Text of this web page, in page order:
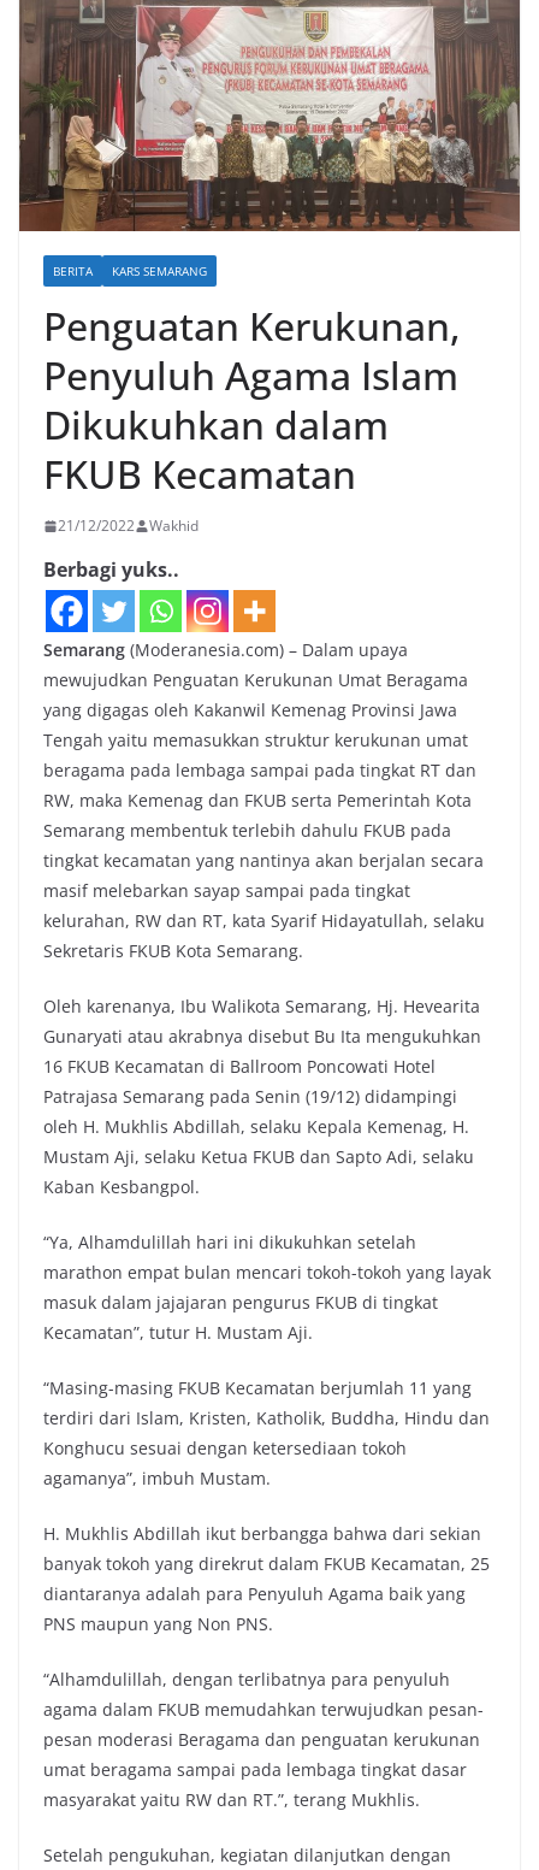
BERITA KARS SEMARANG
Penguatan Kerukunan,
Penyuluh Agama Islam
Dikukuhkan dalam
FKUB Kecamatan
21/12/2022 Wakhid
Berbagi yuks..
Semarang (Moderanesia.com) – Dalam upaya
mewujudkan Penguatan Kerukunan Umat Beragama
yang digagas oleh Kakanwil Kemenag Provinsi Jawa
Tengah yaitu memasukkan struktur kerukunan umat
beragama pada lembaga sampai pada tingkat RT dan
RW, maka Kemenag dan FKUB serta Pemerintah Kota
Semarang membentuk terlebih dahulu FKUB pada
tingkat kecamatan yang nantinya akan berjalan secara
masif melebarkan sayap sampai pada tingkat
kelurahan, RW dan RT, kata Syarif Hidayatullah, selaku
Sekretaris FKUB Kota Semarang.
Oleh karenanya, Ibu Walikota Semarang, Hj. Hevearita
Gunaryati atau akrabnya disebut Bu Ita mengukuhkan
16 FKUB Kecamatan di Ballroom Poncowati Hotel
Patrajasa Semarang pada Senin (19/12) didampingi
oleh H. Mukhlis Abdillah, selaku Kepala Kemenag, H.
Mustam Aji, selaku Ketua FKUB dan Sapto Adi, selaku
Kaban Kesbangpol.
“Ya, Alhamdulillah hari ini dikukuhkan setelah
marathon empat bulan mencari tokoh-tokoh yang layak
masuk dalam jajajaran pengurus FKUB di tingkat
Kecamatan”, tutur H. Mustam Aji.
“Masing-masing FKUB Kecamatan berjumlah 11 yang
terdiri dari Islam, Kristen, Katholik, Buddha, Hindu dan
Konghucu sesuai dengan ketersediaan tokoh
agamanya”, imbuh Mustam.
H. Mukhlis Abdillah ikut berbangga bahwa dari sekian
banyak tokoh yang direkrut dalam FKUB Kecamatan, 25
diantaranya adalah para Penyuluh Agama baik yang
PNS maupun yang Non PNS.
“Alhamdulillah, dengan terlibatnya para penyuluh
agama dalam FKUB memudahkan terwujudkan pesan-
pesan moderasi Beragama dan penguatan kerukunan
umat beragama sampai pada lembaga tingkat dasar
masyarakat yaitu RW dan RT.”, terang Mukhlis.
Setelah pengukuhan, kegiatan dilanjutkan dengan